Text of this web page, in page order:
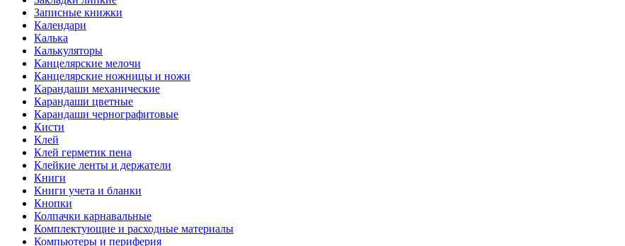
Записные книжки
Календари
Калька
Калькуляторы
Канцелярские мелочи
Канцелярские ножницы и ножи
Карандаши механические
Карандаши цветные
Карандаши чернографитовые
Кисти
Клей
Клей герметик пена
Клейкие ленты и держатели
Книги
Книги учета и бланки
Кнопки
Колпачки карнавальные
Комплектующие и расходные материалы
Компьютеры и периферия